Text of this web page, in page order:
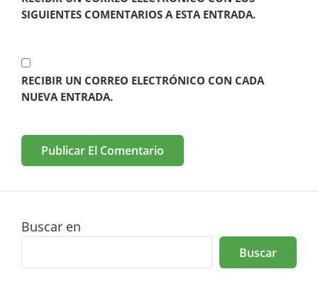
SIGUIENTES COMENTARIOS A ESTA ENTRADA.
RECIBIR UN CORREO ELECTRÓNICO CON CADA
NUEVA ENTRADA.
Buscar en
Buscar